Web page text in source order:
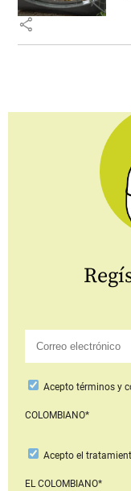
share
Aceptotérminos y
COLOMBIANO*
Acepto el
EL COLOMBIANO*